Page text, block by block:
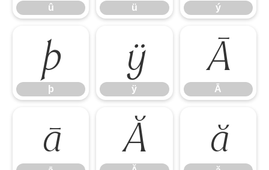
û ü ý
þ
þ
ÿ
ÿ
Ā
Ā
ā Ă ă